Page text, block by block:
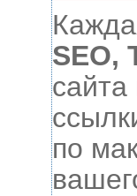
SEO,
по